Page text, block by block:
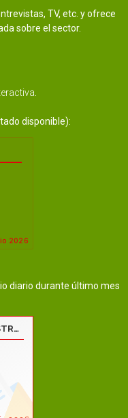
TV, etc. y ofrece
sobre el sector.
disponible):
diario durante último mes